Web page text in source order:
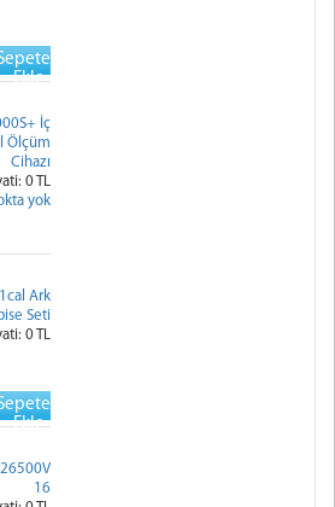
Ekle
İç
Ölçüm
Cihazı
0 TL
yok
Ark
Seti
0 TL
Ekle
26500V
16